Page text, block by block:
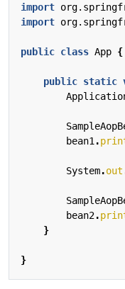
import
import
public class App {
public static
bean1 .
System.out
bean2.
}
}